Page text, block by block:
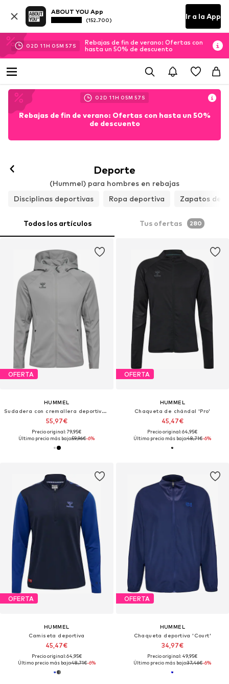
ABOUT YOU App
(152.700) Ir a la App
02D 11H 05M 55 S
Rebajas de fin de verano: Ofertas con
hasta un 50% de descuento
02D 11H 05M 55 S
Rebajas de fin de verano: Ofertas con hasta un 50%
de descuento
Deporte
(Hummel) para hombres en rebajas
Disciplinas deportivas
Ropa deportiva Zapatos
Todos los artículos Tus ofertas 280
OFERTA
HUMMEL
Sudadera con cremallera deportiva 'Cima 2.0'
55,97€
Precio original: 79,95€
Último precio más bajo:59,96€-6%
OFERTA
HUMMEL
Chaqueta de chándal 'Pro'
45,47€
Precio original: 64,95€
Último precio más bajo:48,71€-6%
OFERTA
HUMMEL
Camiseta deportiva
45,47€
Precio original: 64,95€
Último precio más bajo:48,71€-6%
OFERTA
HUMMEL
Chaqueta deportiva 'Court'
34,97€
Precio original: 49,95€
Último precio más bajo:37,46€-6%